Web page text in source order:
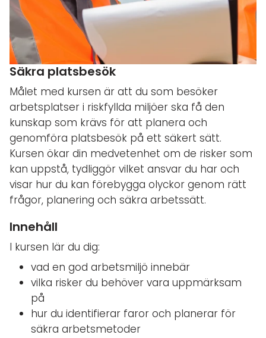
Säkra platsbesök
Målet med kursen är att du som besöker
arbetsplatser i riskfyllda miljöer ska få den
kunskap som krävs för att planera och
genomföra platsbesök på ett säkert sätt.
Kursen ökar din medvetenhet om de risker som
kan uppstå, tydliggör vilket ansvar du har och
visar hur du kan förebygga olyckor genom rätt
frågor, planering och säkra arbetssätt.
Innehåll
I kursen lär du dig:
vad en god arbetsmiljö innebär
vilka risker du behöver vara uppmärksam
på
hur du identifierar faror och planerar för
säkra arbetsmetoder